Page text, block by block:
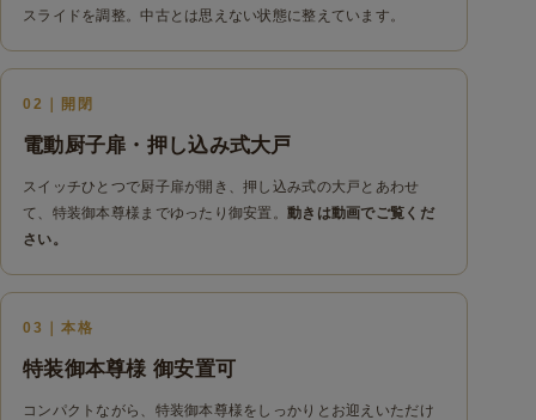
スライドを調整。中古とは思えない状態に整えています。
02｜開閉
電動厨子扉・押し込み式大戸
スイッチひとつで厨子扉が開き、押し込み式の大戸とあわせ
て、特装御本尊様までゆったり御安置。動きは動画でご覧くだ
さい。
03｜本格
特装御本尊様 御安置可
コンパクトながら、特装御本尊様をしっかりとお迎えいただけ